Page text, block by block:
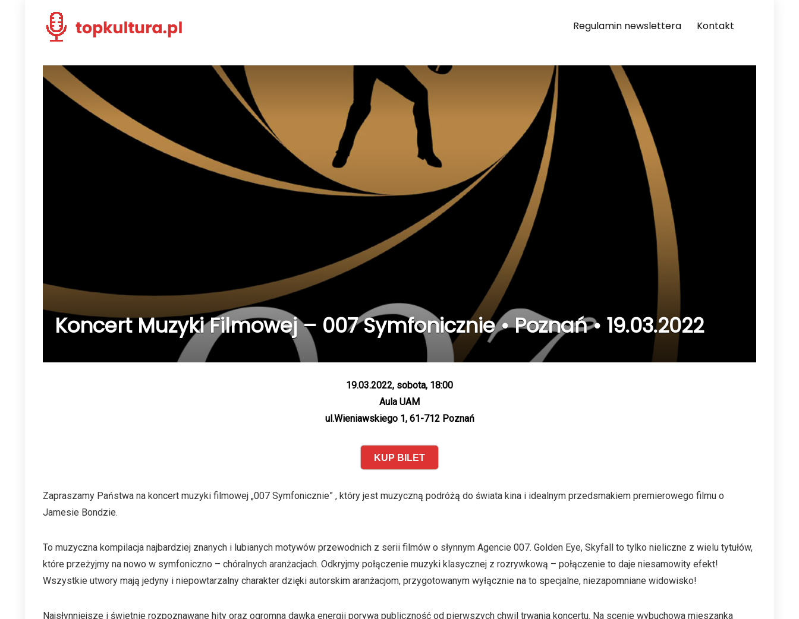
Regulamin newslettera Kontakt
Koncert Muzyki Filmowej – 007 Symfonicznie • Poznań • 19.03.2022
19.03.2022, sobota, 18:00
Aula UAM
ul.Wieniawskiego 1, 61-712 Poznań
KUP BILET
Zapraszamy Państwa na koncert muzyki filmowej „007 Symfonicznie” , który jest muzyczną podróżą do świata kina i idealnym przedsmakiem premierowego filmu o
Jamesie Bondzie.
To muzyczna kompilacja najbardziej znanych i lubianych motywów przewodnich z serii filmów o słynnym Agencie 007. Golden Eye, Skyfall to tylko nieliczne z wielu tytułów,
które przeżyjmy na nowo w symfoniczno – chóralnych aranżacjach. Odkryjmy połączenie muzyki klasycznej z rozrywkową – połączenie to daje niesamowity efekt!
Wszystkie utwory mają jedyny i niepowtarzalny charakter dzięki autorskim aranżacjom, przygotowanym wyłącznie na to specjalne, niezapomniane widowisko!
Najsłynniejsze i świetnie rozpoznawane hity oraz ogromna dawka energii porywa publiczność od pierwszych chwil trwania koncertu. Na scenie wybuchowa mieszanka